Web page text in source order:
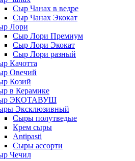
Сыр Чанах в ведре
Сыр Чанах Экокат
Лори
Сыр Лори Премиум
Сыр Лори Экокат
Сыр Лори разный
Качотта
Овечий
Козий
в Керамике
ЭКОТАВУШ
Эксклюзивный
Сыры полутведые
Крем сыры
Antipasti
Сыры ассорти
Чечил